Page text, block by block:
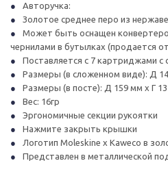
Авторучка:
Золотое среднее перо из
Может быть оснащен
чернилами в бутылках (продается
Поставляется с 7 картриджами с
Размеры (в сложенном виде): Д
Размеры (в посте): Д 159 мм x Г
Вес: 16гр
Эргономичные секции рукоятки
Нажмите закрыть крышки
Логотип Moleskine x Kaweco в
Представлен в металлической